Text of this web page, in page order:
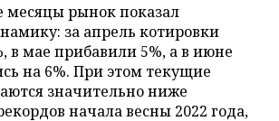
рынок показал
за апрель котировки
в мае прибавили 5%, а в июне
на 6%. При этом текущие
значительно ниже
начала весны 2022 года,